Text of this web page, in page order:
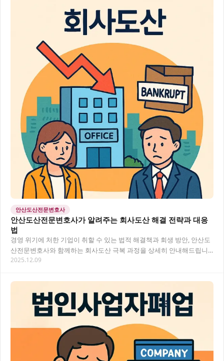
안산도산전문변호사
안산도산전문변호사가 알려주는 회사도산 해결 전략과 대응
법
경영 위기에 처한 기업이 취할 수 있는 법적 해결책과 회생 방안, 안산도
산전문변호사와 함께하는 회사도산 극복 과정을 상세히 안내해드립니
다. 목차 안산도산전문변호사란? 회사도산의 법…
2025.12.09